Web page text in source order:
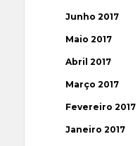
Junho 2017
Maio 2017
Abril 2017
Março 2017
Fevereiro 2017
Janeiro 2017